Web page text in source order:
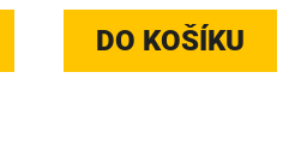
DO KOŠÍKU